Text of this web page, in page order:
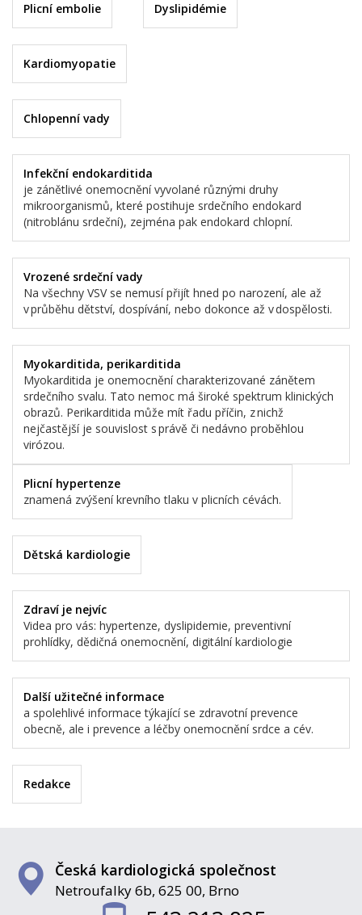
Plicní embolie Dyslipidémie
Kardiomyopatie
Chlopenní vady
Infekční endokarditida
je zánětlivé onemocnění vyvolané různými druhy
mikroorganismů, které postihuje srdečního endokard
(nitroblánu srdeční), zejména pak endokard chlopní.
Vrozené srdeční vady
Na všechny VSV se nemusí přijít hned po narození, ale až
v průběhu dětství, dospívání, nebo dokonce až v dospělosti.
Myokarditida, perikarditida
Myokarditida je onemocnění charakterizované zánětem
srdečního svalu. Tato nemoc má široké spektrum klinických
obrazů. Perikarditida může mít řadu příčin, z nichž
nejčastější je souvislost s právě či nedávno proběhlou
virózou.
Plicní hypertenze
znamená zvýšení krevního tlaku v plicních cévách.
Dětská kardiologie
Zdraví je nejvíc
Videa pro vás: hypertenze, dyslipidemie, preventivní
prohlídky, dědičná onemocnění, digitální kardiologie
Další užitečné informace
a spolehlivé informace týkající se zdravotní prevence
obecně, ale i prevence a léčby onemocnění srdce a cév.
Redakce
Česká kardiologická společnost
Netroufalky 6b, 625 00, Brno